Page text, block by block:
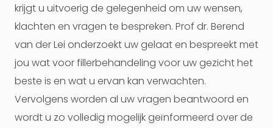
krijgt u uitvoerig de gelegenheid om uw wensen,
klachten en vragen te bespreken. Prof dr. Berend
van der Lei onderzoekt uw gelaat en bespreekt met
jou wat voor fillerbehandeling voor uw gezicht het
beste is en wat u ervan kan verwachten.
Vervolgens worden al uw vragen beantwoord en
wordt u zo volledig mogelijk geïnformeerd over de